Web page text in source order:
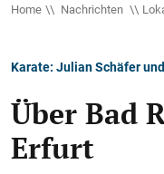
Home Nachrichten
Karate: Julian Schäfer
Über Bad
Erfurt